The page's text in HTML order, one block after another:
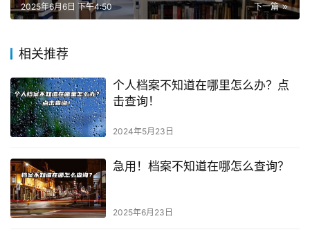
下一篇
2025年6月6日 下午4:50
相关推荐
个人档案不知道在哪里怎么办？点
击查询！
2024年5月23日
急用！档案不知道在哪怎么查询？
2025年6月23日